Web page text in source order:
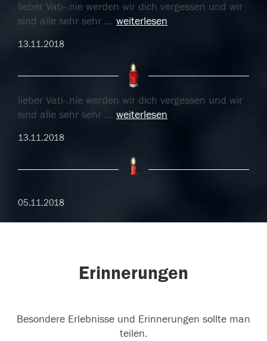
lieber Vati-.nie werden wir dich vergessen und wir
sind alle sehr sehr ... weiterlesen
13.11.2018
lieber Vati-.nie werden wir dich vergessen und wir
sind alle sehr sehr ... weiterlesen
13.11.2018
05.11.2018
Erinnerungen
Besondere Erlebnisse und Erinnerungen sollte man
teilen.